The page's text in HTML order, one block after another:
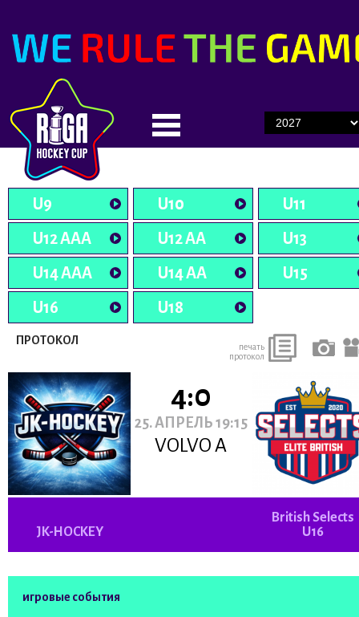
U9 U10
U11
U12 AAA
U12 AA
U13
U14 AAA
U14 AA
U15
U16
U18
ПРОТОКОЛ
печать
протокол
4:0
25. АПРЕЛЬ 19:15
VOLVO A
JK-HOCKEY
British Selects
U16
игровые события